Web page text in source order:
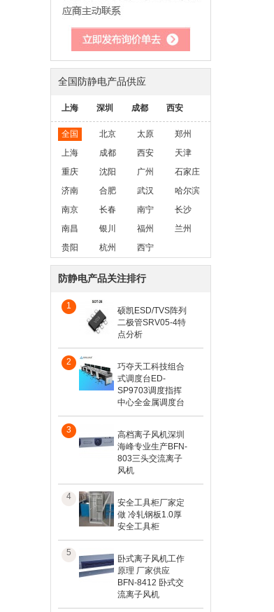
全国防静电产品供应
上海 深圳 成都 西安
全国 北京 太原
郑州
上海
成都 西安
天津
重庆
沈阳 广州
石家庄
济南
合肥 武汉
哈尔滨
南京
长春 南宁
长沙
南昌
银川 福州
兰州
贵阳
杭州 西宁
防静电产品关注排行
1
硕凯ESD/TVS阵列
二极管SRV05-4特
点分析
2
巧夺天工科技组合
式调度台ED-
SP9703调度指挥
中心全金属调度台
3
高档离子风机深圳
海峰专业生产BFN-
803三头交流离子
风机
4
安全工具柜厂家定
做 冷轧钢板1.0厚
安全工具柜
5
卧式离子风机工作
原理 厂家供应
BFN-8412 卧式交
流离子风机